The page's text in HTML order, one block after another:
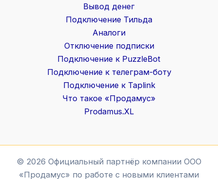
Вывод денег
Подключение Тильда
Аналоги
Отключение подписки
Подключение к PuzzleBot
Подключение к телеграм-боту
Подключение к Taplink
Что такое «Продамус»
Prodamus.XL
© 2026 Официальный партнёр компании ООО
«Продамус» по работе с новыми клиентами